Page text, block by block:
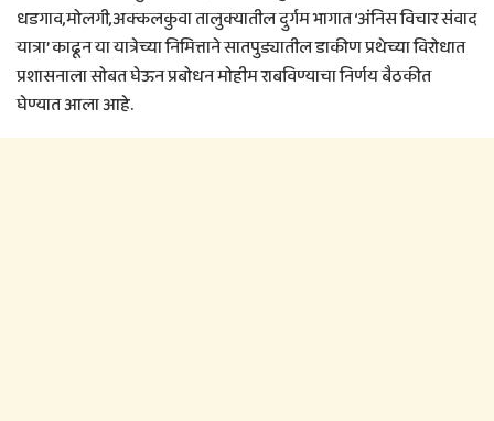
धडगाव,मोलगी,अक्कलकुवा तालुक्यातील दुर्गम भागात ‘अंनिस विचार संवाद
यात्रा’ काढून या यात्रेच्या निमित्ताने सातपुड्यातील डाकीण प्रथेच्या विरोधात
प्रशासनाला सोबत घेऊन प्रबोधन मोहीम राबविण्याचा निर्णय बैठकीत
घेण्यात आला आहे.